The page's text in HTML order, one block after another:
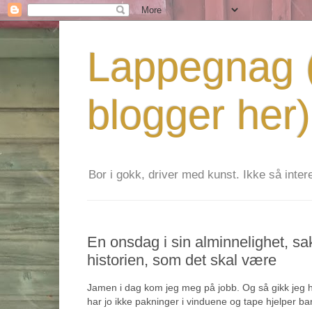
Lappegnag
blogger her)
Bor i gokk, driver med kunst. Ikke så
En onsdag i sin alminnelighet,
historien, som det skal være
Jamen i dag kom jeg meg på jobb. Og så gikk jeg
har jo ikke pakninger i vinduene og tape hjelper